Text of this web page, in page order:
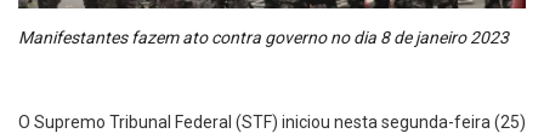
Manifestantes fazem ato contra governo no dia 8 de janeiro 2023
O Supremo Tribunal Federal (STF) iniciou nesta segunda-feira (25)